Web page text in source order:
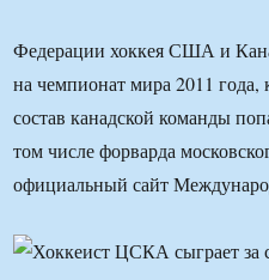
Федерации хоккея США и
на чемпионат мира 2011
состав канадской команды
том числе форварда
официальный сайт